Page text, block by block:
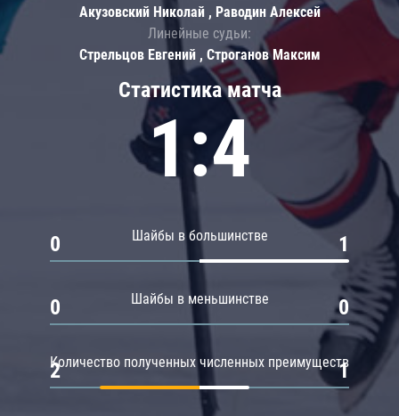
Статистика матча
1:4
Шайбы в большинстве
0 1
Шайбы в меньшинстве
0 0
Количество полученных численных преимуществ
2 1
Акузовский Николай , Раводин Алексей
Линейные судьи:
Стрельцов Евгений , Строганов Максим